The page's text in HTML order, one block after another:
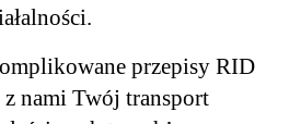
przepisy RID
z nami Twój transport